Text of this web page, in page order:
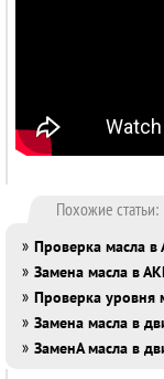
Похожие статьи:
» Проверка масла
» Замена масла в
» Проверка уровня
» Замена масла в
» ЗаменА масла в